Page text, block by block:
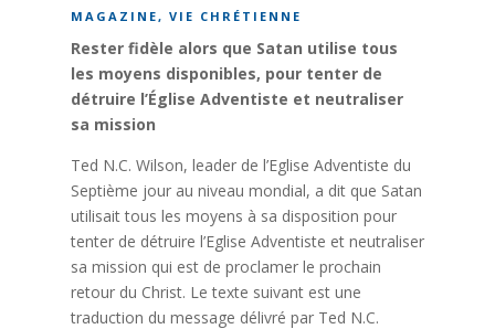
MAGAZINE, VIE CHRÉTIENNE
Rester fidèle alors que Satan utilise tous
les moyens disponibles, pour tenter de
détruire l’Église Adventiste et neutraliser
sa mission
Ted N.C. Wilson, leader de l’Eglise Adventiste du
Septième jour au niveau mondial, a dit que Satan
utilisait tous les moyens à sa disposition pour
tenter de détruire l’Eglise Adventiste et neutraliser
sa mission qui est de proclamer le prochain
retour du Christ. Le texte suivant est une
traduction du message délivré par Ted N.C.